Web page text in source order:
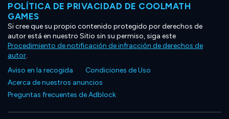
POLÍTICA DE PRIVACIDAD DE COOLMATH
GAMES
Si cree que su propio contenido protegido por derechos de
autor está en nuestro Sitio sin su permiso, siga este
Procedimiento de notificación de infracción de derechos de
autor.
Aviso en la recogida
Condiciones de Uso
Acerca de nuestros anuncios
Preguntas frecuentes de Adblock